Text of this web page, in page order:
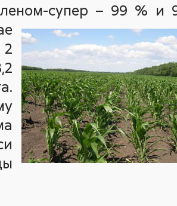
супер – 99 % и
2